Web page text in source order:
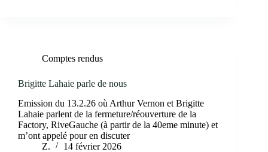
Comptes rendus
Brigitte Lahaie parle de nous
Emission du 13.2.26 où Arthur Vernon et Brigitte
Lahaie parlent de la fermeture/réouverture de la
Factory, RiveGauche (à partir de la 40eme minute) et
m’ont appelé pour en discuter
Z.
14 février 2026